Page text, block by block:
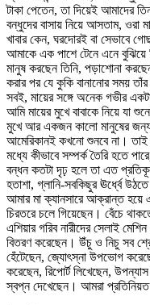
টাকা পেতেন, তা দিয়েই আমাদের
বন্ধুদের বাসায় নিয়ে আসতাম,
খাবার কেন, ঘরদোরই বা সেভাবে
আমাকে এক পাশে টেনে এনে বুঝিয়ে
মানুষ করছেন তিনি, পড়াশোনা
করার পর যে কুকি বানানোর সময়
সবই, মায়ের সঙ্গে অনেক গভীর
আমি মায়ের মুখে বাবাকে নিয়ে যা
মুখে আর একজন কালো মানুষের জন্য
আমেরিকানই কখনো শুনবে না। তাই
মধ্যে কীভাবে সম্পর্ক তৈরি হতে
বন্ধন কতটা দৃঢ় হলে তা এত
হতাশা, গ্লানি-সবকিছুর ঊর্ধ্বে উঠতে
আমার মা ক্যানসারে আক্রান্ত হয়ে
চিরতরে চলে গিয়েছেন। বেঁচে
এশিয়ার গরিব নারীদের সেলাই
বিতরণ করেছেন। উঁচু ও নিচু সব
হেঁটেছেন, জ্যোৎস্না উপভোগ
করেছেন, রিপোর্ট লিখেছেন,
স্বপ্ন দেখেছেন। আমরা